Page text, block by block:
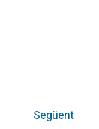
Següent